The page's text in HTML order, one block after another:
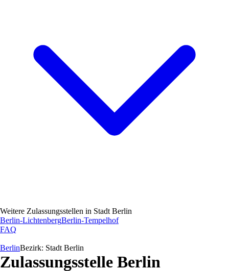
Weitere Zulassungsstellen in Stadt Berlin
Berlin-LichtenbergBerlin-Tempelhof
FAQ
BerlinBezirk: Stadt Berlin
Zulassungsstelle Berlin